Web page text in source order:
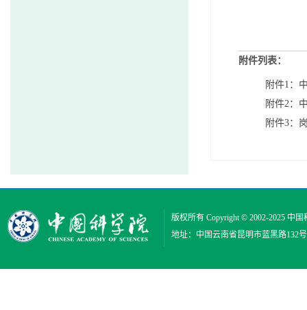
附件列表：
附件1：
附件2：
附件3：
版权所有 Copyright © 2002-2025 中国
地址：中国云南省昆明市蓝黑路